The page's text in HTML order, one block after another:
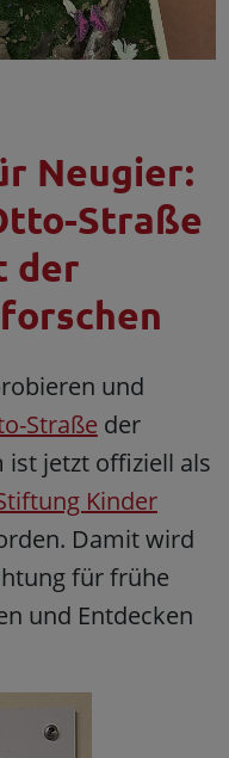
Neugier:
Straße
der
und
Straße der
ist jetzt offiziell als
Kinder
Damit wird
für frühe
und Entdecken